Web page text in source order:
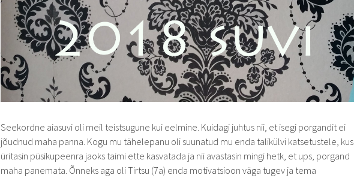
Seekordne aiasuvi oli meil teistsugune kui eelmine. Kuidagi juhtus nii, et isegi porgandit ei
jõudnud maha panna. Kogu mu tähelepanu oli suunatud mu enda talikülvi katsetustele, kus
üritasin püsikupeenra jaoks taimi ette kasvatada ja nii avastasin mingi hetk, et ups, porgand
maha panemata. Õnneks aga oli Tirtsu (7a) enda motivatsioon väga tugev ja tema